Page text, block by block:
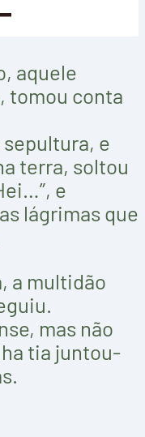
aquele
tomou conta
sepultura, e
terra, soltou
e
lágrimas que
a multidão
mas não
tia juntou-